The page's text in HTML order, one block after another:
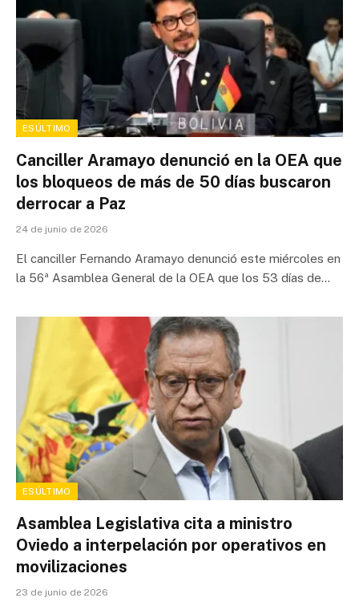
ESÚLTIMO
Canciller Aramayo denunció en la OEA que
los bloqueos de más de 50 días buscaron
derrocar a Paz
24 de junio de 2026
El canciller Fernando Aramayo denunció este miércoles en
la 56ª Asamblea General de la OEA que los 53 días de…
ESÚLTIMO
Asamblea Legislativa cita a ministro
Oviedo a interpelación por operativos en
movilizaciones
23 de junio de 2026